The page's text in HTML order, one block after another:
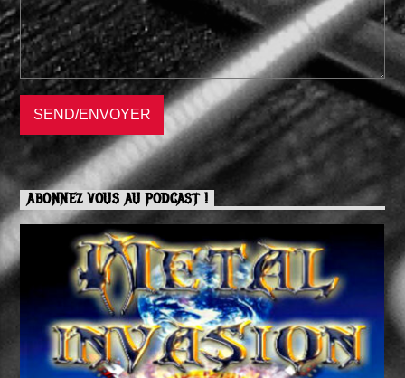
ABONNEZ VOUS AU PODCAST !